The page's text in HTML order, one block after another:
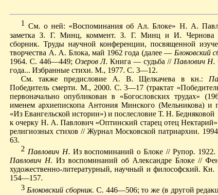
1 См. о ней: «Воспоминания обАл.Блоке» Н. А.
заметка З. Г. Минц, коммент. З. Г. Минц и И. Чернова
сборник. Труды научной конференции, посвященной
творчества А. А. Блока, май 1962 года (далее — Блоковский
1964. С. 446—449; Озеров Л. Книга — судьба // Павлович Н.
года... Избранные стихи. М., 1977. С. 3—12.
См. также предисловие А. В. Щелкачевав кн.:
Победитель смерти. М., 2000. С. 3—17 (трактат
первоначально опубликован в «Богословских трудах»
именем архиепископа Антония Минского (Мельникова) и
«Из Евангельской истории») и послесловие Т. Н. Бедняковой
к очерку Н. А. Павлович «Оптинский старец отец
религиозных стихов // Журнал Московской патриархии.
63.
2 Павлович Н. Из воспоминаний о Блоке // Рупор.
Павлович Н. Из воспоминаний об Александре Блоке //
художественно-литературный, научный и философский.
154—157.
3 Блоковский сборник. С. 446—506; то же (в другой